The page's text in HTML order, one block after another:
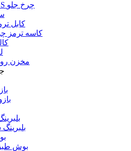
سیم ABS چرخ جلو
کابل
کاسه ترمز
مخزن
بوش